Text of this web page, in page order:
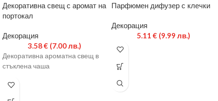
Декоративна свещ с аромат на
портокал
Декорация
3.58€ (7.00 лв.)
Декоративна ароматна свещ в
стъклена чаша
Парфюмен дифузер с клечки
Декорация
5.11 € (9.99 лв.)